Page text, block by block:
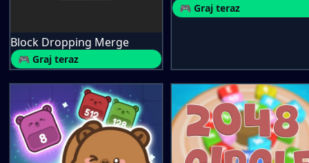
Block Dropping Merge
🎮 Graj teraz
🎮 Graj teraz